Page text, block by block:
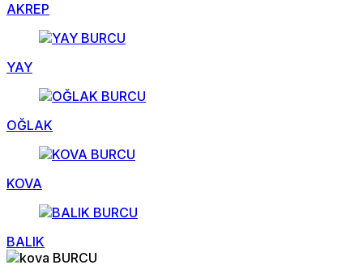
AKREP
YAY
OĞLAK
KOVA
BALIK